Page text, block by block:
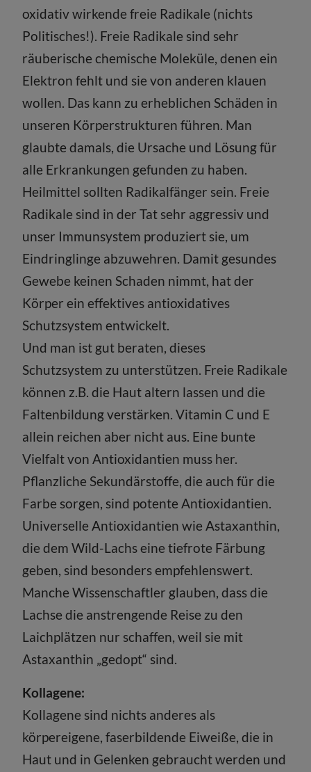
oxidativ wirkende freie Radikale (nichts
Politisches!). Freie Radikale sind sehr
räuberische chemische Moleküle, denen ein
Elektron fehlt und sie von anderen klauen
wollen. Das kann zu erheblichen Schäden in
unseren Körperstrukturen führen. Man
glaubte damals, die Ursache und Lösung für
alle Erkrankungen gefunden zu haben.
Heilmittel sollten Radikalfänger sein. Freie
Radikale sind in der Tat sehr aggressiv und
unser Immunsystem produziert sie, um
Eindringlinge abzuwehren. Damit gesundes
Gewebe keinen Schaden nimmt, hat der
Körper ein effektives antioxidatives
Schutzsystem entwickelt.
Und man ist gut beraten, dieses
Schutzsystem zu unterstützen. Freie Radikale
können z.B. die Haut altern lassen und die
Faltenbildung verstärken. Vitamin C und E
allein reichen aber nicht aus. Eine bunte
Vielfalt von Antioxidantien muss her.
Pflanzliche Sekundärstoffe, die auch für die
Farbe sorgen, sind potente Antioxidantien.
Universelle Antioxidantien wie Astaxanthin,
die dem Wild-Lachs eine tiefrote Färbung
geben, sind besonders empfehlenswert.
Manche Wissenschaftler glauben, dass die
Lachse die anstrengende Reise zu den
Laichplätzen nur schaffen, weil sie mit
Astaxanthin „gedopt“ sind.
Kollagene:
Kollagene sind nichts anderes als
körpereigene, faserbildende Eiweiße, die in
Haut und in Gelenken gebraucht werden und